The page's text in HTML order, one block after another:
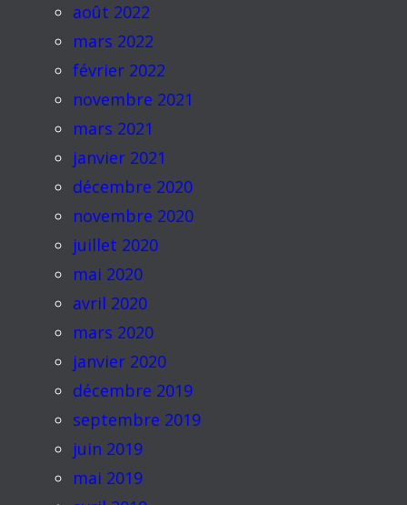
août 2022
mars 2022
février 2022
novembre 2021
mars 2021
janvier 2021
décembre 2020
novembre 2020
juillet 2020
mai 2020
avril 2020
mars 2020
janvier 2020
décembre 2019
septembre 2019
juin 2019
mai 2019